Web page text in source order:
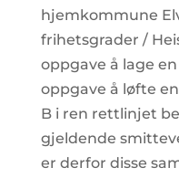
hjemkommune
frihetsgrader /
oppgave å lage
oppgave å løfte
B i ren rettlinjet
gjeldende
er derfor disse